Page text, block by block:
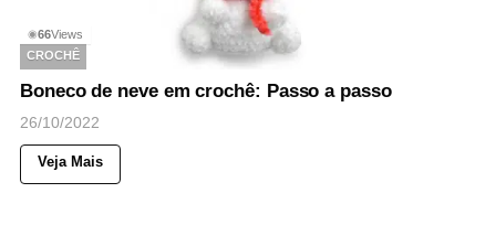
◉66Views
CROCHÊ
Boneco de neve em crochê: Passo a passo
26/10/2022
Veja Mais